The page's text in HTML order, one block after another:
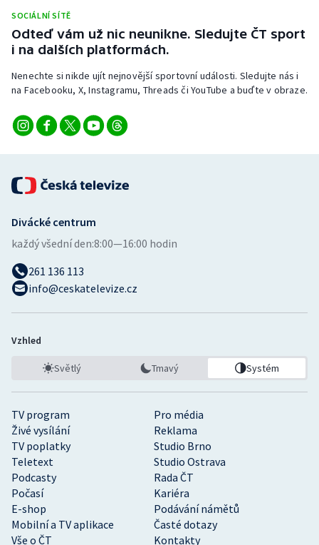
SOCIÁLNÍ SÍTĚ
Odteď vám už nic neunikne. Sledujte ČT sport
i na dalších platformách.
Nenechte si nikde ujít nejnovější sportovní události. Sledujte nás i
na Facebooku, X, Instagramu, Threads či YouTube a buďte v obraze.
TV program
Pro média
Živé vysílání
Reklama
TV poplatky
Studio Brno
Teletext
Studio Ostrava
Podcasty
Rada ČT
Počasí
Kariéra
E-shop
Podávání námětů
Mobilní a TV aplikace
Časté dotazy
Vše o ČT
Kontakty
Divácké centrum
každý všední den:8:00—16:00 hodin
261 136 113
info@ceskatelevize.cz
Vzhled
Světlý Tmavý Systém